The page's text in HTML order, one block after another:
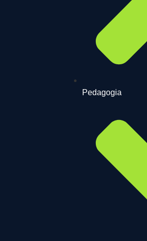
Pedagogia